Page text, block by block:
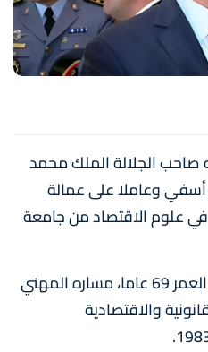
صاحب الجلالة الملك محمد
وعاملا على عمالة
علوم الاقتصاد من جامعة
وبدأ السيد شوراق، البالغ من العمر 69 عاما، مساره المهني
والاقتصادية